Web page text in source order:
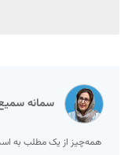
سمانه
همه‌چیز از یک مطلب به